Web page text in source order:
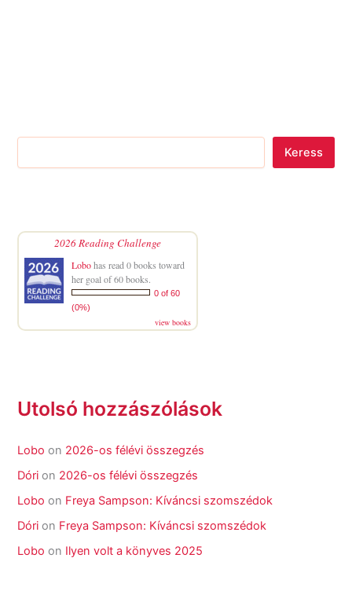
Keress
2026 Reading Challenge
Lobohas read 0 books toward
her goal of 60 books.
0 of 60
(0%)
view books
Utolsó hozzászólások
Lobo on 2026-os félévi összegzés
Dóri on 2026-os félévi összegzés
Lobo on Freya Sampson: Kíváncsi szomszédok
Dóri on Freya Sampson: Kíváncsi szomszédok
Lobo on Ilyen volt a könyves 2025